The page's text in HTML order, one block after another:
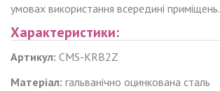
умовах використання всередині приміщень.
Характеристики:
Артикул: CMS-KRB2Z
Матеріал: гальванічно оцинкована сталь